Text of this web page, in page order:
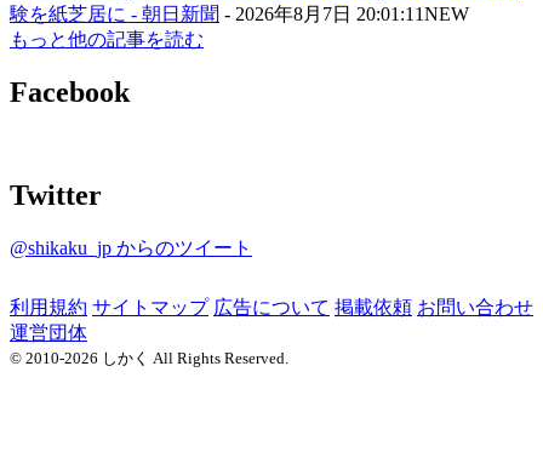
験を紙芝居に - 朝日新聞 - 2026年8月7日 20:01:11NEW
もっと他の記事を読む
Facebook
Twitter
@shikaku_jp からのツイート
利用規約 サイトマップ 広告について 掲載依頼 お問い合わせ
運営団体
© 2010-2026 しかく All Rights Reserved.